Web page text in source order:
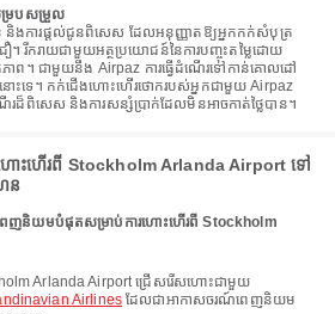
ម្របសម្រួល
និងការផ្តល់ជូនពិសេស ដែលអនុញ្ញាតឱ្យអ្នកកក់សំបុត្រ
។ រីករាយជាមួយអត្ថប្រយោជន៍នៃការបញ្ចុះតម្លៃដោយ
។ ជាមួយនឹង Airpaz ការធ្វើដំណើរទៅកាន់គោលដៅ
ោះទេ។ កក់ជើងហោះហើរថោករបស់អ្នកជាមួយ Airpaz
ដ៏ពិសេស និងការសន្សំប្រាក់ដែលមិនអាចកាត់ថ្លៃបាន។
ះហើរពី Stockholm Arlanda Airport ទៅ
ន
ញនិយមបំផុតសម្រាប់ការហោះហើរពី Stockholm
Arlanda Airport ជ្រើសរើសហោះជាមួយ
Airlines ដែលជាអាកាសចរណ៍ពេញនិយម